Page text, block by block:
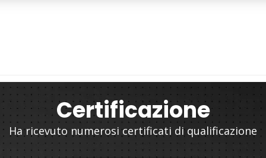
Certificazione
Ha ricevuto numerosi certificati di qualificazione